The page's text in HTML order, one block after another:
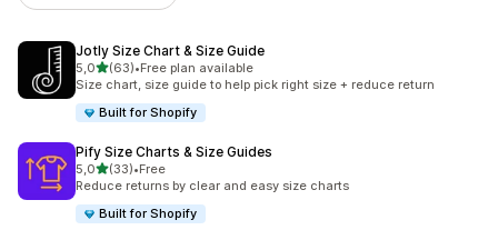
Jotly Size Chart & Size Guide
5,0av 5 stjerner
(63)
Totalt 63 omtaler
•Free plan available
Size chart, size guide to help pick right size + reduce return
Built for Shopify
Pify Size Charts & Size Guides
5,0av 5 stjerner
(33)
Totalt 33 omtaler
•Free
Reduce returns by clear and easy size charts
Built for Shopify